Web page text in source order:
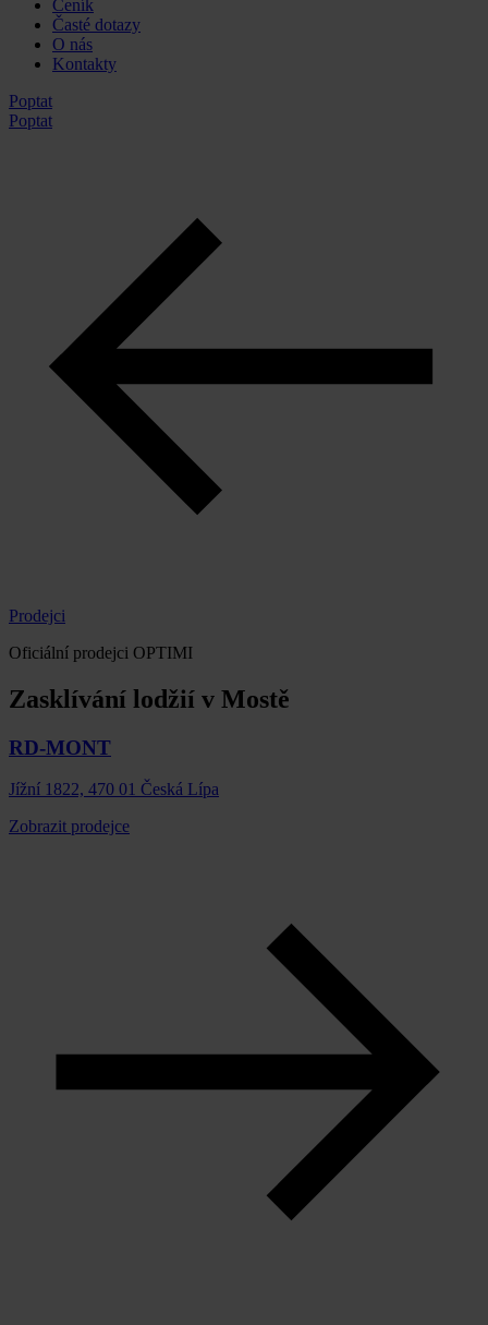
Ceník
Časté dotazy
O nás
Kontakty
Poptat
Poptat
Prodejci
Oficiální prodejci OPTIMI
Zasklívání lodžií v Mostě
RD-MONT
Jížní 1822, 470 01 Česká Lípa
Zobrazit prodejce